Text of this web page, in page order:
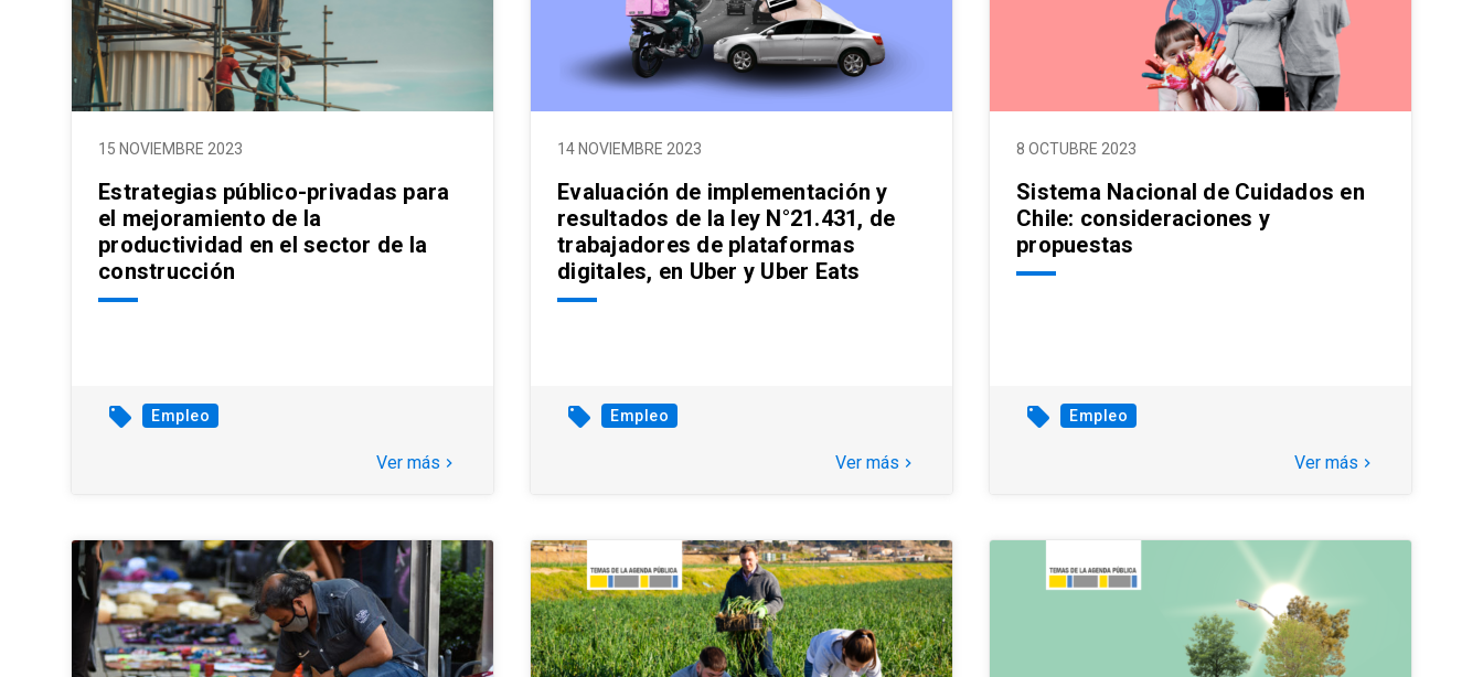
15 NOVIEMBRE 2023
Estrategias público-privadas para
el mejoramiento de la
productividad en el sector de la
construcción
local_offer Empleo
Ver más keyboard_arrow_right
14 NOVIEMBRE 2023
Evaluación de implementación y
resultados de la ley N°21.431, de
trabajadores de plataformas
digitales, en Uber y Uber Eats
local_offer Empleo
Ver más keyboard_arrow_right
8 OCTUBRE 2023
Sistema Nacional de Cuidados en
Chile: consideraciones y
propuestas
local_offer Empleo
Ver más keyboard_arrow_right